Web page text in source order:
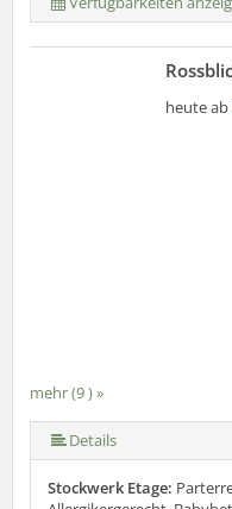
mehr (9 ) »
mehr (9 ) »
mehr (9 ) »
mehr (9 ) »
mehr (9 ) »
mehr (9 ) »
heute ab
Details
Stockwerk Etage: